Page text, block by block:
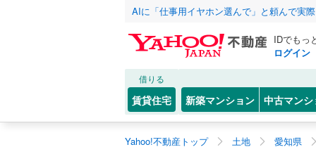
AIに「仕事用イヤホン選んで」と頼んで実
IDでもっ
ログイン
借りる
賃貸住宅 新築マンション 中古マンシ
Yahoo!不動産トップ 土地 愛知県